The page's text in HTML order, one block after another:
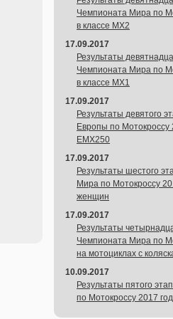
Чемпионата Мира по
в классе MX2
17.09.2017
Результаты
Чемпионата Мира по
в классе MX1
17.09.2017
Результаты девятого
Европы по Мотокроссу
EMX250
17.09.2017
Результаты шестого
Мира по Мотокроссу
женщин
17.09.2017
Результаты
Чемпионата Мира по
на мотоциклах с
10.09.2017
Результаты пятого
по Мотокроссу 2017